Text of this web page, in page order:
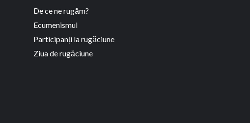
De ce ne rugăm?
Ecumenismul
Participanți la rugăciune
Ziua de rugăciune